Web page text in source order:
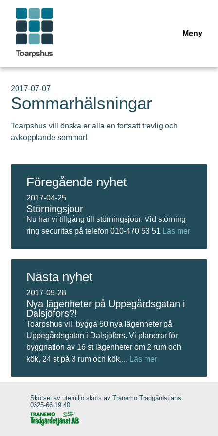
Meny
2017-07-07
Sommarhälsningar
Toarpshus vill önska er alla en fortsatt trevlig och
avkopplande sommar!
Föregående nyhet
2017-04-25
Störningsjour
Nu har vi tillgång till störningsjour. Vid störning
ring securitas på telefon 010-470 53 51
Läs mer
Nästa nyhet
2017-09-28
Nya lägenheter på Uppegårdsgatan i
Dalsjöfors?!
Toarpshus vill bygga 50 nya lägenheter på
Uppegårdsgatan i Dalsjöfors. Vi planerar för
byggnation av 16 st lägenheter om 2 rum och
kök, 24 st på 3 rum och kök,...
Läs mer
Skötsel av utemiljö sköts av Tranemo Trädgårdstjänst
0325-66 19 40